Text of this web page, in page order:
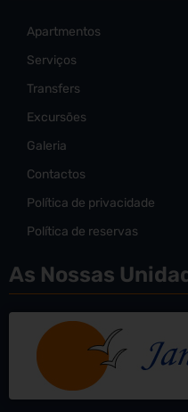
Apartmentos
Serviços
Transfers
Excursões
Galeria
Contactos
Política de privacidade
Política de reservas
As Nossas